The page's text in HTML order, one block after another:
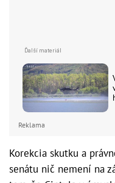
Reklama
Korekcia skutku a
senátu nič nemení na